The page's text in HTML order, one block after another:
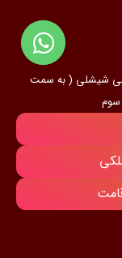
از مسجد جامی شیشلی ( به سمت